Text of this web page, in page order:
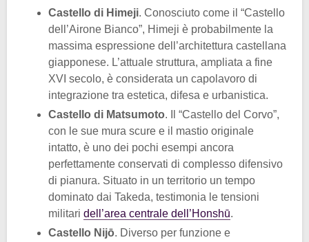
Castello di Himeji. Conosciuto come il “Castello
dell’Airone Bianco”, Himeji è probabilmente la
massima espressione dell’architettura castellana
giapponese. L’attuale struttura, ampliata a fine
XVI secolo, è considerata un capolavoro di
integrazione tra estetica, difesa e urbanistica.
Castello di Matsumoto. Il “Castello del Corvo”,
con le sue mura scure e il mastio originale
intatto, è uno dei pochi esempi ancora
perfettamente conservati di complesso difensivo
di pianura. Situato in un territorio un tempo
dominato dai Takeda, testimonia le tensioni
militari dell’area centrale dell’Honshū.
Castello Nijō. Diverso per funzione e